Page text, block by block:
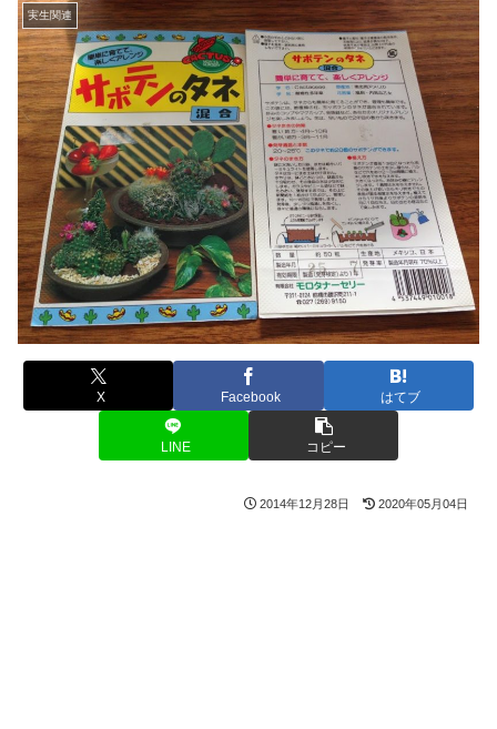
実生関連
X Facebook はてブ
LINE コピー
2014年12月28日 2020年05月04日